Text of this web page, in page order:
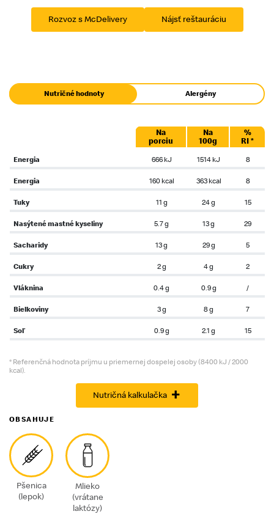
Rozvoz s McDelivery Nájsť reštauráciu
Nutričné hodnoty Alergény
Na
porciu
Na
100g
%
RI *
Energia
666 kJ 1514 kJ 8
Energia 160 kcal 363 kcal 8
Tuky 11 g 24 g 15
Nasýtené mastné kyseliny 5.7 g 13 g 29
Sacharidy 13 g 29 g 5
Cukry 2 g 4 g 2
Vláknina 0.4 g 0.9 g /
Bielkoviny 3 g 8 g 7
Soľ 0.9 g 2.1 g 15
* Referenčná hodnota príjmu u priemernej dospelej osoby (8400 kJ / 2000
kcal).
Nutričná kalkulačka +
OBSAHUJE
Pšenica
(lepok)
Mlieko
(vrátane
laktózy)